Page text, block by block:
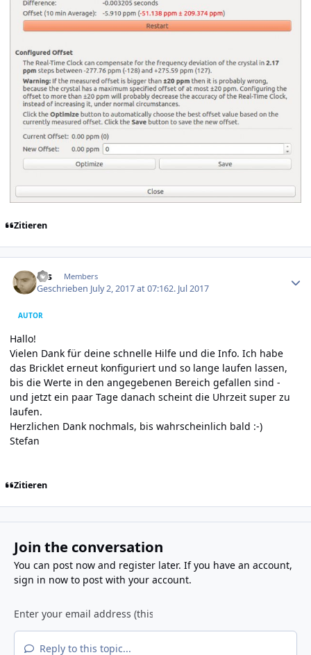
Zitieren
krs Members
Geschrieben July 2, 2017 at 07:162. Jul 2017
AUTOR
Hallo!
Vielen Dank für deine schnelle Hilfe und die Info. Ich habe
das Bricklet erneut konfiguriert und so lange laufen lassen,
bis die Werte in den angegebenen Bereich gefallen sind -
und jetzt ein paar Tage danach scheint die Uhrzeit super zu
laufen.
Herzlichen Dank nochmals, bis wahrscheinlich bald :-)
Stefan
Zitieren
Join the conversation
You can post now and register later. If you have an account,
sign in nowto post with your account.
Reply to this topic...